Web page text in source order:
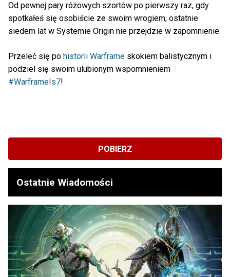
Od pewnej pary różowych szortów po pierwszy raz, gdy
spotkałeś się osobiście ze swoim wrogiem, ostatnie
siedem lat w Systemie Origin nie przejdzie w zapomnienie.
Przeleć się po historii Warframe skokiem balistycznym i
podziel się swoim ulubionym wspomnieniem
#WarframeIs7!
POBIERZ
Ostatnie Wiadomości